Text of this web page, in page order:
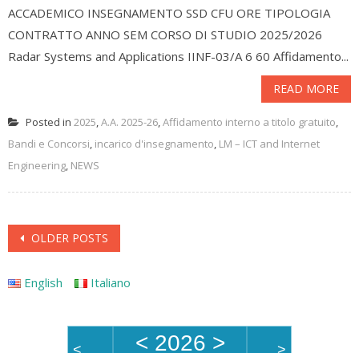
ACCADEMICO INSEGNAMENTO SSD CFU ORE TIPOLOGIA
CONTRATTO ANNO SEM CORSO DI STUDIO 2025/2026
Radar Systems and Applications IINF-03/A 6 60 Affidamento...
READ MORE
Posted in 2025,A.A. 2025-26,Affidamento interno a titolo gratuito,
Bandi e Concorsi, incarico d'insegnamento, LM – ICT and Internet
Engineering, NEWS
Posts navigation
OLDER POSTS
English Italiano
< < 2026 > >